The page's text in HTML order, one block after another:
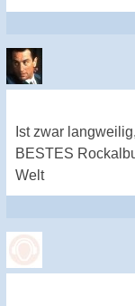
Ist zwar
BESTES
Welt